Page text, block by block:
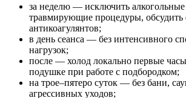
за неделю — исключить алкогольные
травмирующие процедуры, обсудить
антикоагулянтов;
в день сеанса — без интенсивного
нагрузок;
после — холод локально первые
подушке при работе с подбородком;
на трое–пятеро суток — без бани,
агрессивных уходов;